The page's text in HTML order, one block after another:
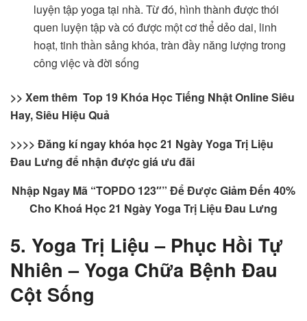
luyện tập yoga tại nhà. Từ đó, hình thành được thói
quen luyện tập và có được một cơ thể dẻo dai, linh
hoạt, tinh thần sảng khóa, tràn đầy năng lượng trong
công việc và đời sống
>> Xem thêm Top 19 Khóa Học Tiếng Nhật Online Siêu
Hay, Siêu Hiệu Quả
>>>> Đăng kí ngay khóa học21 Ngày Yoga Trị Liệu
Đau Lưng để nhận được giá ưu đãi
Nhập Ngay Mã “TOPDO 123″” Để Được Giảm Đến 40%
Cho Khoá Học 21 Ngày Yoga Trị Liệu Đau Lưng
5. Yoga Trị Liệu – Phục Hồi Tự
Nhiên – Yoga Chữa Bệnh Đau
Cột Sống